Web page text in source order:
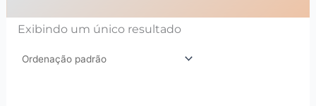
Exibindo um único resultado